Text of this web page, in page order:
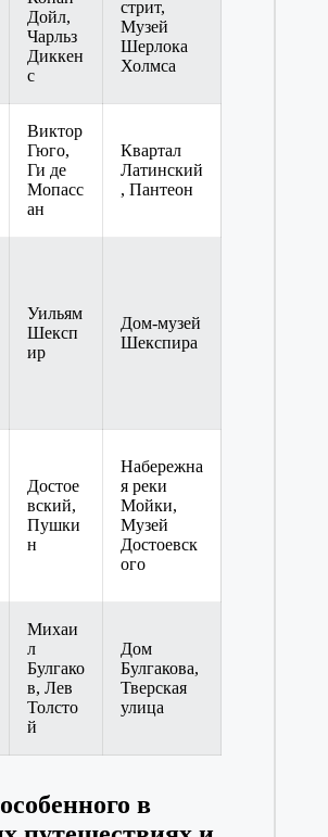
Дойл,
Чарльз
Диккен
с
стрит,
Музей
Шерлока
Холмса
Виктор
Гюго,
Ги де
Мопасс
ан
Квартал
Латинский
, Пантеон
Уильям
Шексп
ир
Дом-музей
Шекспира
Достое
вский,
Пушки
н
Набережна
я реки
Мойки,
Музей
Достоевск
ого
Михаи
л
Булгако
в, Лев
Толсто
й
Дом
Булгакова,
Тверская
улица
в